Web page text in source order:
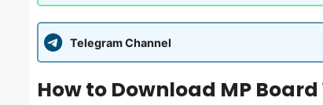
Telegram Channel
How to Download MP